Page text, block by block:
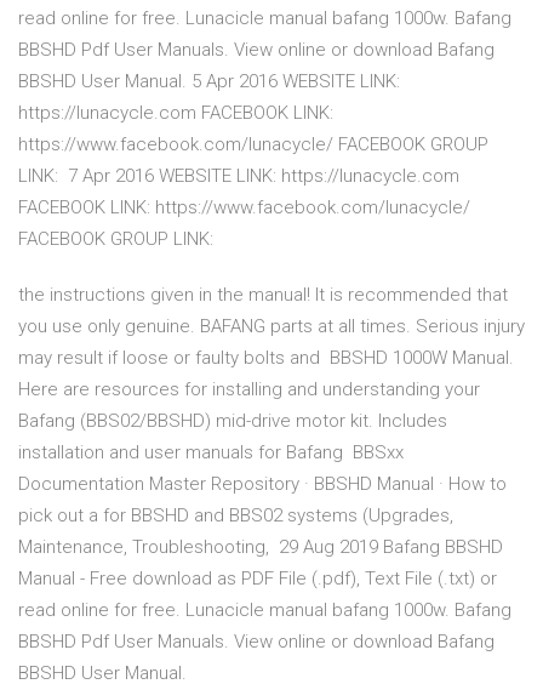
read online for free. Lunacicle manual bafang 1000w. Bafang
BBSHD Pdf User Manuals. View online or download Bafang
BBSHD User Manual. 5 Apr 2016 WEBSITE LINK:
https://lunacycle.com FACEBOOK LINK:
https://www.facebook.com/lunacycle/ FACEBOOK GROUP
LINK: 7 Apr 2016 WEBSITE LINK: https://lunacycle.com
FACEBOOK LINK: https://www.facebook.com/lunacycle/
FACEBOOK GROUP LINK:
the instructions given in the manual! It is recommended that
you use only genuine. BAFANG parts at all times. Serious injury
may result if loose or faulty bolts and BBSHD 1000W Manual.
Here are resources for installing and understanding your
Bafang (BBS02/BBSHD) mid-drive motor kit. Includes
installation and user manuals for Bafang BBSxx
Documentation Master Repository · BBSHD Manual · How to
pick out a for BBSHD and BBS02 systems (Upgrades,
Maintenance, Troubleshooting, 29 Aug 2019 Bafang BBSHD
Manual - Free download as PDF File (.pdf), Text File (.txt) or
read online for free. Lunacicle manual bafang 1000w. Bafang
BBSHD Pdf User Manuals. View online or download Bafang
BBSHD User Manual.